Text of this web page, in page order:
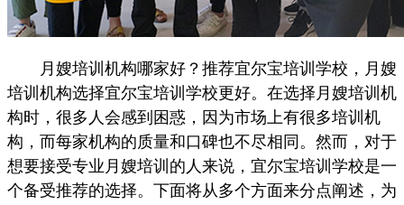
月嫂培训机构哪家好？推荐宜尔宝培训学校，月嫂
培训机构选择宜尔宝培训学校更好。在选择月嫂培训机
构时，很多人会感到困惑，因为市场上有很多培训机
构，而每家机构的质量和口碑也不尽相同。然而，对于
想要接受专业月嫂培训的人来说，宜尔宝培训学校是一
个备受推荐的选择。下面将从多个方面来分点阐述，为